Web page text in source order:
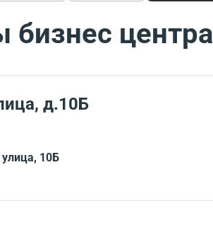
бизнес центра
д.10Б
10Б